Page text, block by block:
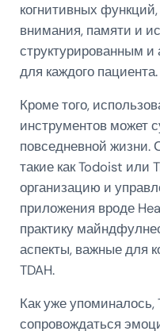
когнитивных
внимания, памяти и
структурированным
для каждого пациента.
Кроме того,
инструментов может
повседневной
такие как Todoist или
организацию и
приложения вроде
практику
аспекты, важные для
TDAH.
Как уже упоминалось,
сопровождаться